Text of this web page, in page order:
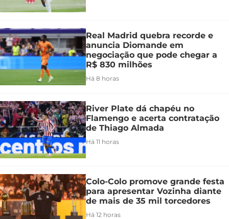
Real Madrid quebra recorde e
anuncia Diomande em
negociação que pode chegar a
R$ 830 milhões
Há 8 horas
River Plate dá chapéu no
Flamengo e acerta contratação
de Thiago Almada
Há 11 horas
Colo-Colo promove grande festa
para apresentar Vozinha diante
de mais de 35 mil torcedores
Há 12 horas